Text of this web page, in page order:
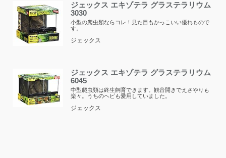
ジェックス エキゾテラ グラステラリウム
3030
小型の爬虫類ならコレ！見た目もかっこいい優れもので
す。
ジェックス
ジェックス エキゾテラ グラステラリウム
6045
中型爬虫類は終生飼育できます。観音開きでえさやりも
楽々。うちのヘビも愛用していました。
ジェックス